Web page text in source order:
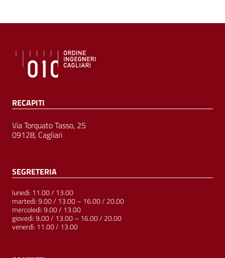
RECAPITI
Via Torquato Tasso, 25
09128, Cagliari
SEGRETERIA
lunedì: 11.00 / 13.00
martedì: 9.00 / 13.00 – 16.00 / 20.00
mercoledì: 9.00 / 13.00
giovedì: 9.00 / 13.00 – 16.00 / 20.00
venerdì: 11.00 / 13.00